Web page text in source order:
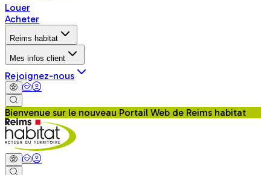
Louer
Acheter
Reims habitat
Mes infos client
Rejoignez-nous
Bienvenue sur le nouveau Portail Web de Reims habitat